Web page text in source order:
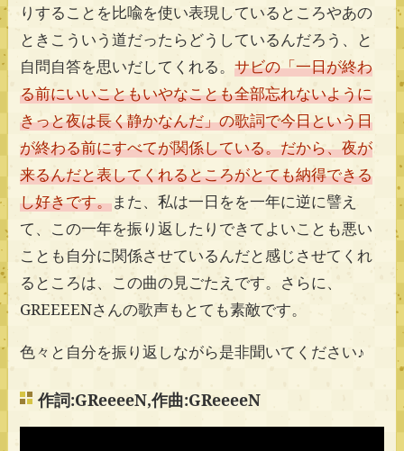
りすることを比喩を使い表現しているところやあの
ときこういう道だったらどうしているんだろう、と
自問自答を思いだしてくれる。 サビの「一日が終わ
る前にいいこともいやなことも全部忘れないように
きっと夜は長く静かなんだ」の歌詞で今日という日
が終わる前にすべてが関係している。だから、夜が
来るんだと表してくれるところがとても納得できる
し好きです。また、私は一日をを一年に逆に譬え
て、この一年を振り返したりできてよいことも悪い
ことも自分に関係させているんだと感じさせてくれ
るところは、この曲の見ごたえです。さらに、
GREEEENさんの歌声もとても素敵です。
色々と自分を振り返しながら是非聞いてください♪
作詞:GReeeeN,作曲:GReeeeN